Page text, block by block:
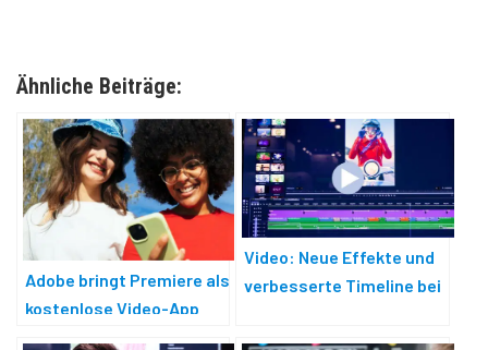
Ähnliche Beiträge:
Adobe bringt Premiere als
kostenlose Video-App
Video: Neue Effekte und
verbesserte Timeline bei